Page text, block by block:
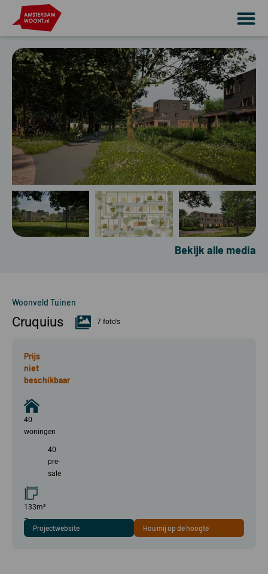
Bekijk alle media
Woonveld Tuinen
Cruquius 7 foto's
Prijs
niet
beschikbaar
40
woningen
40
pre-
sale
133m²
–
216m²
Projectwebsite Hou mij op de hoogte